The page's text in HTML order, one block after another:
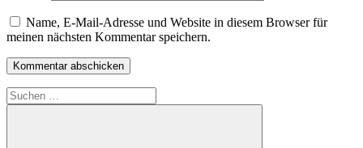
Name, E-Mail-Adresse und Website in diesem Browser für
meinen nächsten Kommentar speichern.
Suchen
nach: